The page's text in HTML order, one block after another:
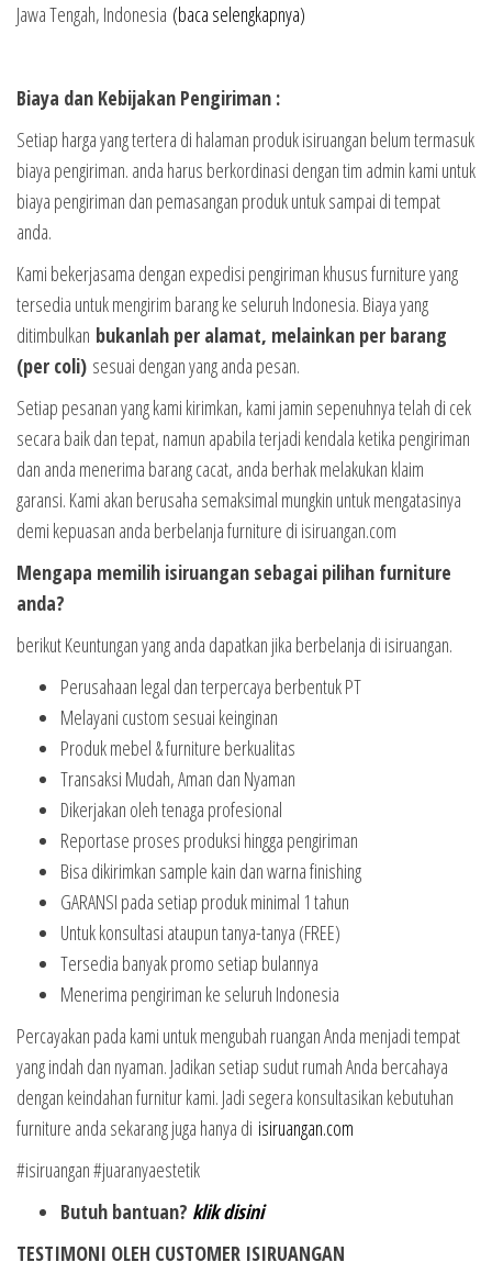
Jawa Tengah, Indonesia (baca selengkapnya)
Biaya dan Kebijakan Pengiriman :
Setiap harga yang tertera di halaman produk isiruangan belum termasuk
biaya pengiriman. anda harus berkordinasi dengan tim admin kami untuk
biaya pengiriman dan pemasangan produk untuk sampai di tempat
anda.
Kami bekerjasama dengan expedisi pengiriman khusus furniture yang
tersedia untuk mengirim barang ke seluruh Indonesia. Biaya yang
ditimbulkan bukanlah per alamat, melainkan per barang
(per coli) sesuai dengan yang anda pesan.
Setiap pesanan yang kami kirimkan, kami jamin sepenuhnya telah di cek
secara baik dan tepat, namun apabila terjadi kendala ketika pengiriman
dan anda menerima barang cacat, anda berhak melakukan klaim
garansi. Kami akan berusaha semaksimal mungkin untuk mengatasinya
demi kepuasan anda berbelanja furniture di isiruangan.com
Mengapa memilih isiruangan sebagai pilihan furniture
anda?
berikut Keuntungan yang anda dapatkan jika berbelanja di isiruangan.
Perusahaan legal dan terpercaya berbentuk PT
Melayani custom sesuai keinginan
Produk mebel & furniture berkualitas
Transaksi Mudah, Aman dan Nyaman
Dikerjakan oleh tenaga profesional
Reportase proses produksi hingga pengiriman
Bisa dikirimkan sample kain dan warna finishing
GARANSI pada setiap produk minimal 1 tahun
Untuk konsultasi ataupun tanya-tanya (FREE)
Tersedia banyak promo setiap bulannya
Menerima pengiriman ke seluruh Indonesia
Percayakan pada kami untuk mengubah ruangan Anda menjadi tempat
yang indah dan nyaman. Jadikan setiap sudut rumah Anda bercahaya
dengan keindahan furnitur kami. Jadi segera konsultasikan kebutuhan
furniture anda sekarang juga hanya di isiruangan.com
#isiruangan #juaranyaestetik
Butuh bantuan? klik disini
TESTIMONI OLEH CUSTOMER ISIRUANGAN